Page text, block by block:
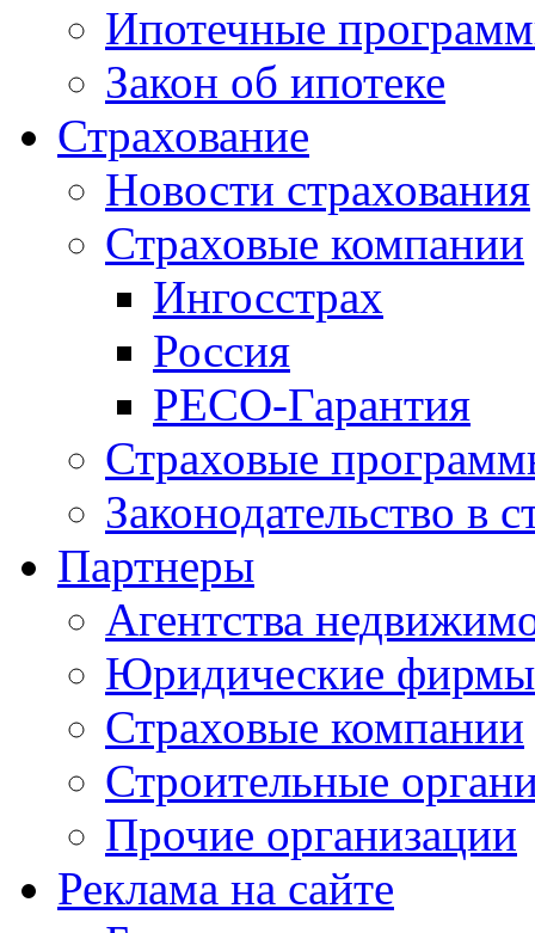
Ипотечные
Закон об ипотеке
Страхование
Новости страхования
Страховые компании
Ингосстрах
Россия
РЕСО-Гарантия
Страховые
Законодательство в
Партнеры
Агентства
Юридические фирмы
Страховые компании
Строительные
Прочие организации
Реклама на сайте